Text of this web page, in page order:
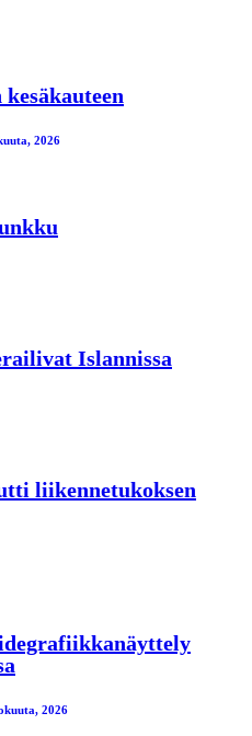
2026
Islannissa
liikennetukoksen
2026